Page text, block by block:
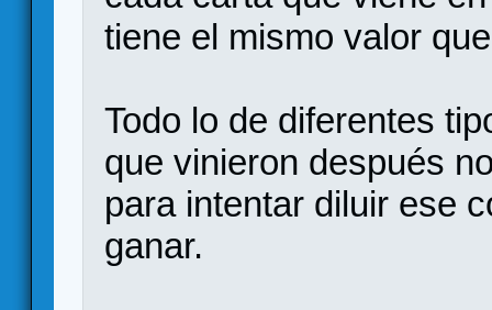
tiene el mismo valor
Todo lo de diferentes
que vinieron después
para intentar diluir ese
ganar.